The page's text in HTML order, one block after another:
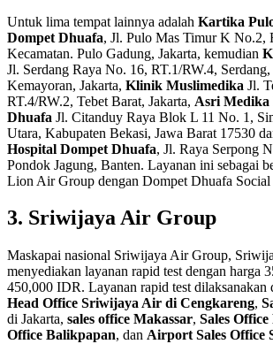
Untuk lima tempat lainnya adalah Kartika
Dompet Dhuafa, Jl. Pulo Mas Timur K No.2,
Kecamatan. Pulo Gadung, Jakarta, kemudian
Jl. Serdang Raya No. 16, RT.1/RW.4, Serdang,
Kemayoran, Jakarta, Klinik Muslimedika Jl.
RT.4/RW.2, Tebet Barat, Jakarta, Asri Medika
Dhuafa Jl. Citanduy Raya Blok L 11 No. 1,
Utara, Kabupaten Bekasi, Jawa Barat 17530
Hospital Dompet Dhuafa, Jl. Raya Serpong
Pondok Jagung, Banten. Layanan ini sebagai
Lion Air Group dengan Dompet Dhuafa
3. Sriwijaya Air Group
Maskapai nasional Sriwijaya Air Group,
menyediakan layanan rapid test dengan harga
450,000 IDR. Layanan rapid test dilaksanakan
Head Office Sriwijaya Air di Cengkareng,
di Jakarta, sales office Makassar, Sales
Office Balikpapan, dan Airport Sales Office